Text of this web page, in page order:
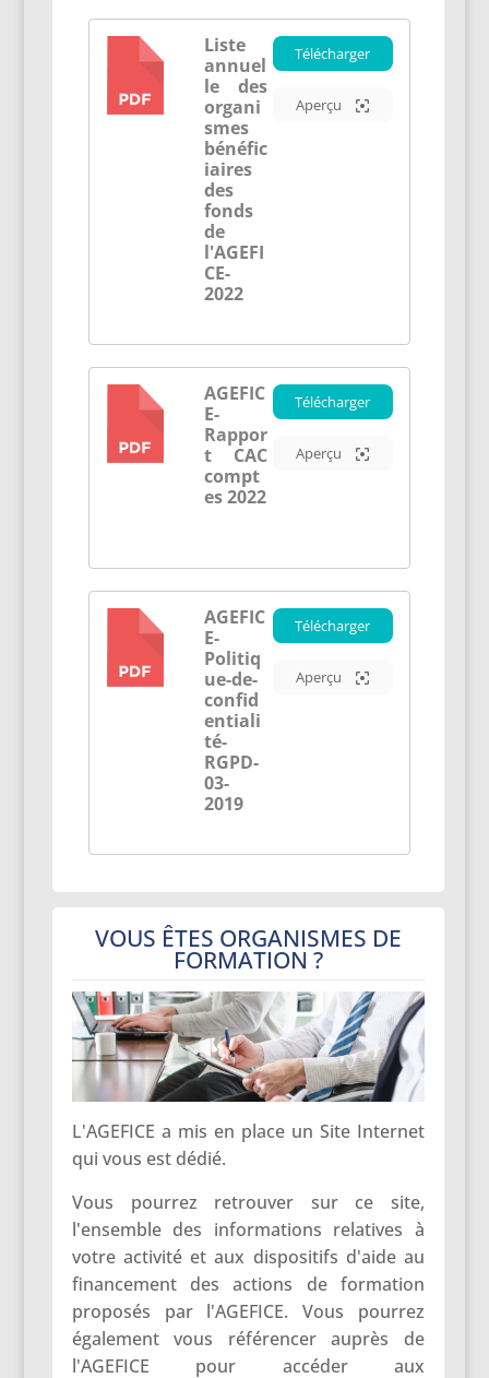
Liste
annuel
le des
organi
smes
bénéfic
iaires
des
fonds
de
l'AGEFI
CE-
2022
Télécharger
Aperçu
AGEFIC
E-
Rappor
t CAC
compt
es 2022
Télécharger
Aperçu
AGEFIC
E-
Politiq
ue-de-
confid
entiali
té-
RGPD-
03-
2019
Télécharger
Aperçu
VOUS ÊTES ORGANISMES DE
FORMATION ?
L'AGEFICE a mis en place un Site Internet
qui vous est dédié.
Vous pourrez retrouver sur ce site,
l'ensemble des informations relatives à
votre activité et aux dispositifs d'aide au
financement des actions de formation
proposés par l'AGEFICE. Vous pourrez
également vous référencer auprès de
l'AGEFICE pour accéder aux